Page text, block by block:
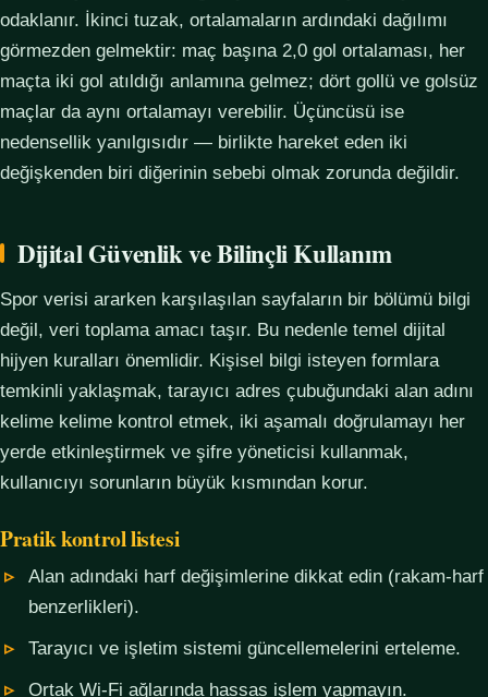
odaklanır. İkinci tuzak, ortalamaların ardındaki dağılımı
görmezden gelmektir: maç başına 2,0 gol ortalaması, her
maçta iki gol atıldığı anlamına gelmez; dört gollü ve golsüz
maçlar da aynı ortalamayı verebilir. Üçüncüsü ise
nedensellik yanılgısıdır — birlikte hareket eden iki
değişkenden biri diğerinin sebebi olmak zorunda değildir.
Dijital Güvenlik ve Bilinçli Kullanım
Spor verisi ararken karşılaşılan sayfaların bir bölümü bilgi
değil, veri toplama amacı taşır. Bu nedenle temel dijital
hijyen kuralları önemlidir. Kişisel bilgi isteyen formlara
temkinli yaklaşmak, tarayıcı adres çubuğundaki alan adını
kelime kelime kontrol etmek, iki aşamalı doğrulamayı her
yerde etkinleştirmek ve şifre yöneticisi kullanmak,
kullanıcıyı sorunların büyük kısmından korur.
Pratik kontrol listesi
Alan adındaki harf değişimlerine dikkat edin (rakam-harf
benzerlikleri).
Tarayıcı ve işletim sistemi güncellemelerini erteleme.
Ortak Wi-Fi ağlarında hassas işlem yapmayın.